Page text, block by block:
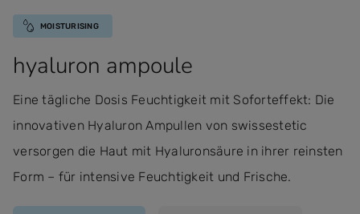
MOISTURISING
hyaluron ampoule
Eine tägliche Dosis Feuchtigkeit mit Soforteffekt: Die
innovativen Hyaluron Ampullen von swissestetic
versorgen die Haut mit Hyaluronsäure in ihrer reinsten
Form – für intensive Feuchtigkeit und Frische.